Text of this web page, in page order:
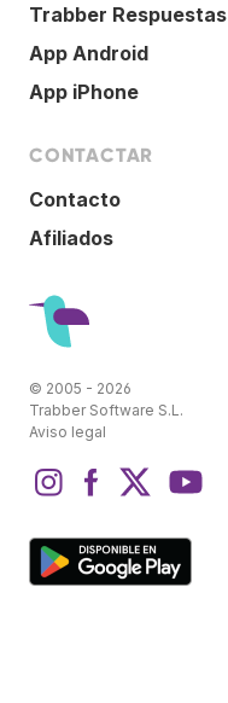
Trabber Respuestas
App Android
App iPhone
CONTACTAR
Contacto
Afiliados
© 2005 - 2026
Trabber Software S.L.
Aviso legal